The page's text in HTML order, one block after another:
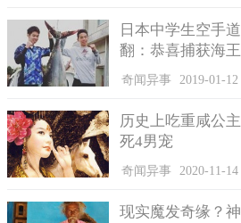
日本中学生空手
翻：恭喜捕获海王
奇闻异事 2019-01-12
历史上吃重咸公
死4男宠
奇闻异事 2020-11-14
现实魔发奇缘？